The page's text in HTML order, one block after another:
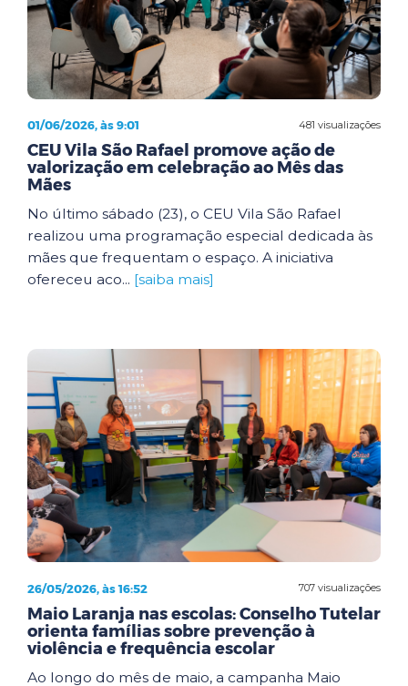
481 visualizações
01/06/2026, às 9:01
CEU Vila São Rafael promove ação de
valorização em celebração ao Mês das
Mães
No último sábado (23), o CEU Vila São Rafael
realizou uma programação especial dedicada às
mães que frequentam o espaço. A iniciativa
ofereceu aco... [saiba mais]
707 visualizações
26/05/2026, às 16:52
Maio Laranja nas escolas: Conselho Tutelar
orienta famílias sobre prevenção à
violência e frequência escolar
Ao longo do mês de maio, a campanha Maio